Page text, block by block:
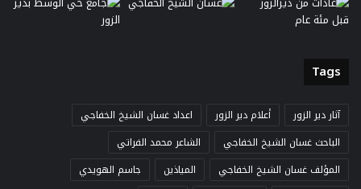
Tags
آثار دير الزور أعلام دير الزور
اعداد غسان الشيخ الخفاجي
الباحث غسان الشيخ الخفاجي
الشاعر محمد الفراتي
المؤلف غسان الشيخ الخفاجي
المياذين
جاسم الهويدي